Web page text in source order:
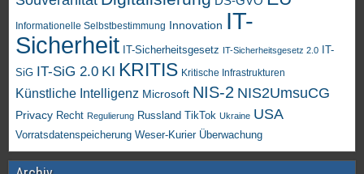
Informationelle Selbstbestimmung Innovation IT-
Sicherheit IT-Sicherheitsgesetz IT-Sicherheitsgesetz 2.0
IT-
SiG IT-SiG 2.0 KI KRITIS Kritische Infrastrukturen
Künstliche Intelligenz Microsoft NIS-2 NIS2UmsuCG
Privacy Recht Regulierung Russland TikTok Ukraine USA
Vorratsdatenspeicherung Weser-Kurier Überwachung